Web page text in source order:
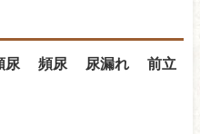
尿 頻尿 尿漏れ 前立